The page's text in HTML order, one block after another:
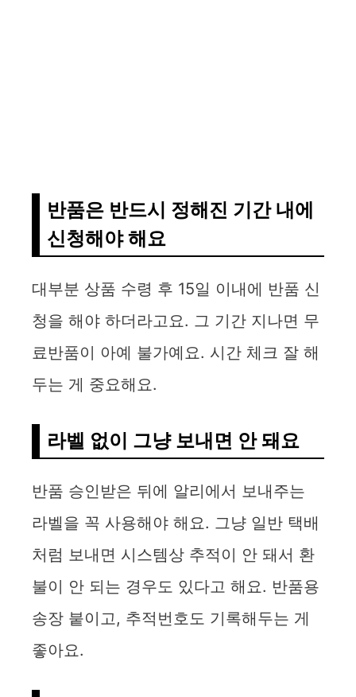
반품은 반드시 정해진 기간 내에
신청해야 해요
대부분 상품 수령 후 15일 이내에 반품 신
청을 해야 하더라고요. 그 기간 지나면 무
료반품이 아예 불가예요. 시간 체크 잘 해
두는 게 중요해요.
라벨 없이 그냥 보내면 안 돼요
반품 승인받은 뒤에 알리에서 보내주는
라벨을 꼭 사용해야 해요. 그냥 일반 택배
처럼 보내면 시스템상 추적이 안 돼서 환
불이 안 되는 경우도 있다고 해요. 반품용
송장 붙이고, 추적번호도 기록해두는 게
좋아요.